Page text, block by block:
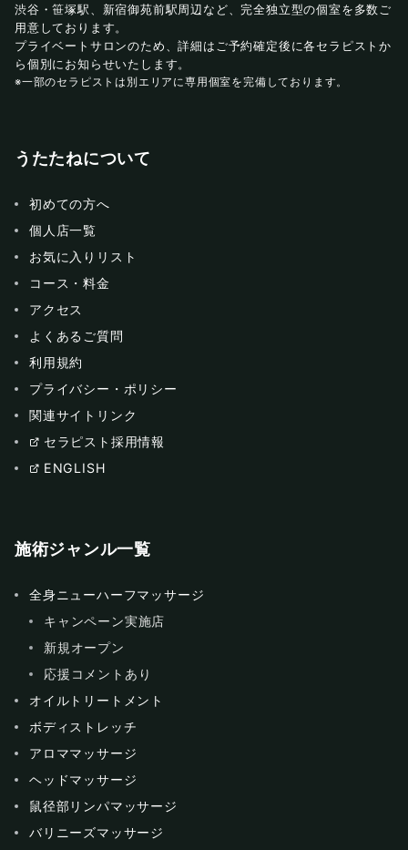
渋谷・笹塚駅、新宿御苑前駅周辺など、完全独立型の個室を多数ご
用意しております。
プライベートサロンのため、詳細はご予約確定後に各セラピストか
ら個別にお知らせいたします。
※一部のセラピストは別エリアに専用個室を完備しております。
うたたねについて
初めての方へ
個人店一覧
お気に入りリスト
コース・料金
アクセス
よくあるご質問
利用規約
プライバシー・ポリシー
関連サイトリンク
セラピスト採用情報
ENGLISH
施術ジャンル一覧
全身ニューハーフマッサージ
キャンペーン実施店
新規オープン
応援コメントあり
オイルトリートメント
ボディストレッチ
アロママッサージ
ヘッドマッサージ
鼠径部リンパマッサージ
バリニーズマッサージ